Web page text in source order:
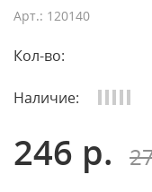
Арт.: 120140
Кол-во:
Наличие:
246 р.